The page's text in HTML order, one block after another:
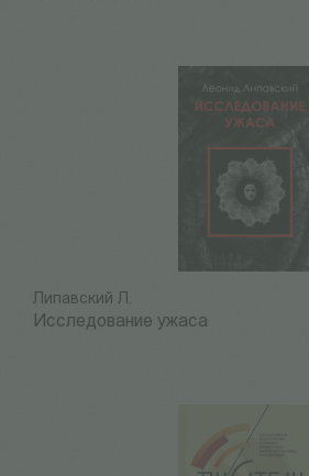
Липавский Л.
Исследование ужаса